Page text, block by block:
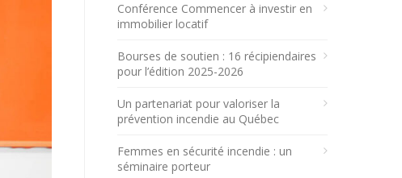
Conférence Commencer à investir en
immobilier locatif
Bourses de soutien : 16 récipiendaires
pour l’édition 2025-2026
Un partenariat pour valoriser la
prévention incendie au Québec
Femmes en sécurité incendie : un
séminaire porteur